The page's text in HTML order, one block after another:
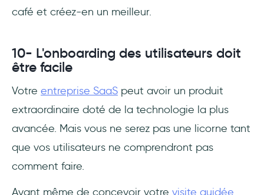
café et créez-en un meilleur.
10- L'onboarding des utilisateurs doit
être facile
Votre entreprise SaaS peut avoir un produit
extraordinaire doté de la technologie la plus
avancée. Mais vous ne serez pas une licorne tant
que vos utilisateurs ne comprendront pas
comment faire.
Avant même de concevoir votre visite guidée